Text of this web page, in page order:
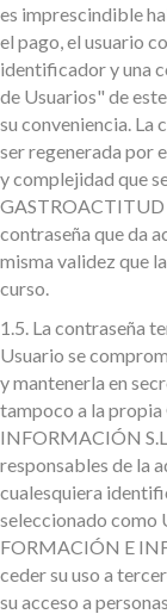
es imprescindible
el pago, el usuario
identificador y una
de Usuarios" de
su conveniencia. La
ser regenerada por
y complejidad que
contraseña que da
misma validez que
curso.
1.5. La contraseña
Usuario se
y mantenerla en
tampoco a la
INFORMACIÓN
responsables de la
cualesquiera
seleccionado como
FORMACIÓN E
ceder su uso a
su acceso a